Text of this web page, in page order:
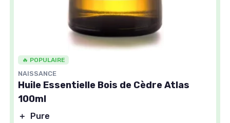
🔥 POPULAIRE
NAISSANCE
Huile Essentielle Bois de Cèdre Atlas
100ml
＋
Pure